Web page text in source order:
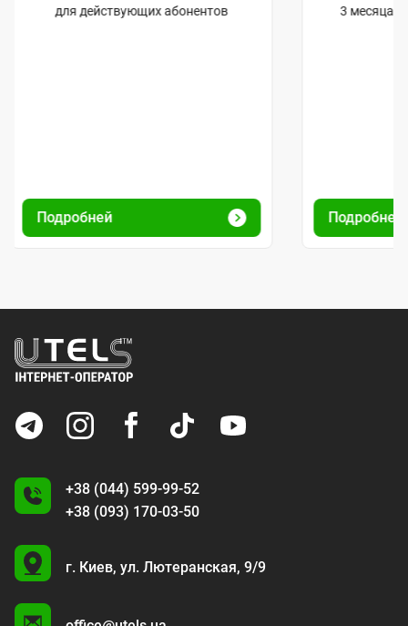
для действующих абонентов
Подробней
3 месяца
Подробней
+38 (044) 599-99-52
+38 (093) 170-03-50
U
г. Киев, ул. Лютеранская, 9/9